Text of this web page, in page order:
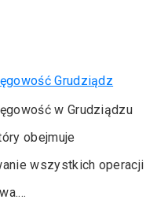
Grudziądz
w Grudziądzu
obejmuje
wszystkich operacji